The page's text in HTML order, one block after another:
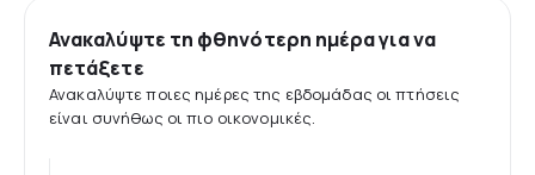
Ανακαλύψτε τη φθηνότερη ημέρα για να
πετάξετε
Ανακαλύψτε ποιες ημέρες της εβδομάδας οι πτήσεις
είναι συνήθως οι πιο οικονομικές.